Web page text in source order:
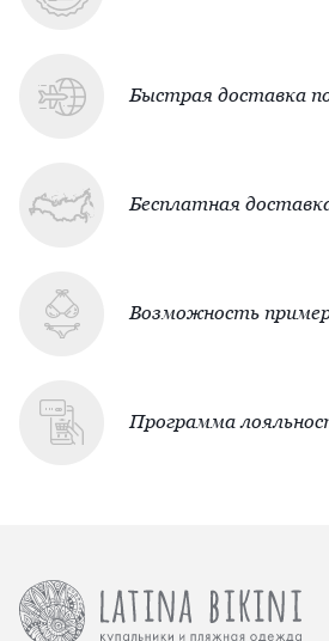
Быстрая доставка
Бесплатная
Возможность
Программа